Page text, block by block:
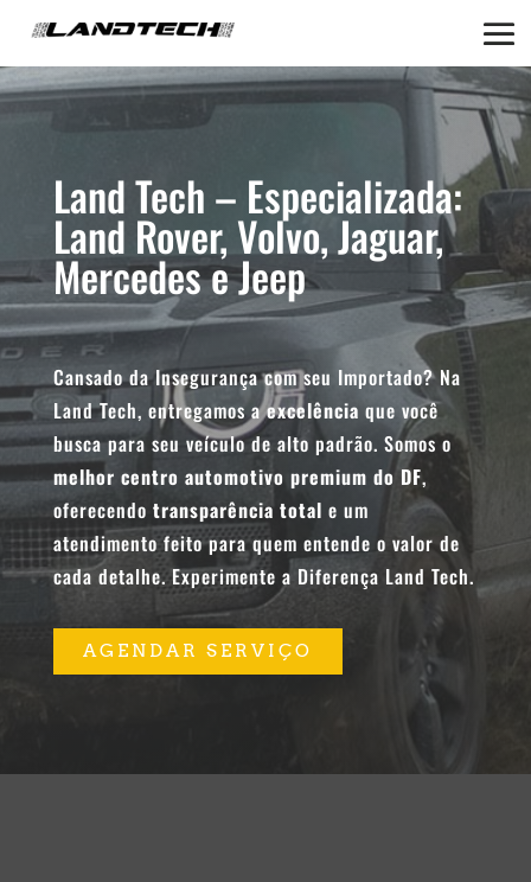
Land Tech – Especializada:
Land Rover, Volvo, Jaguar,
Mercedes e Jeep
Cansado da Insegurança com seu Importado? Na
Land Tech, entregamos aexcelência que você
busca para seu veículo de alto padrão. Somos o
melhor centro automotivo premium do DF,
oferecendo transparência total e um
atendimento feito para quem entende o valor de
cada detalhe. Experimente a Diferença Land Tech.
AGENDAR SERVIÇO